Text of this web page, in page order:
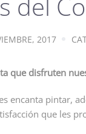
2017
que disfruten
encanta pintar,
que les